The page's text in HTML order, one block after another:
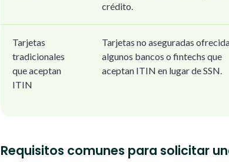
crédito.
Tarjetas
tradicionales
que aceptan
ITIN
Tarjetas no aseguradas
algunos bancos o fintechs que
aceptan ITIN en lugar de SSN.
Requisitos comunes para solicitar